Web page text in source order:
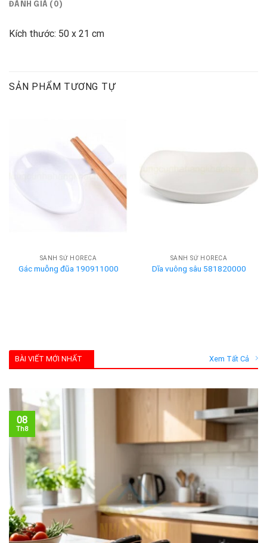
ĐÁNH GIÁ (0)
Kích thước: 50 x 21 cm
SẢN PHẨM TƯƠNG TỰ
SÀNH SỨ HORECA
Gác muỗng đũa 190911000
SÀNH SỨ HORECA
Dĩa vuông sâu 581820000
BÀI VIẾT MỚI NHẤT Xem Tất Cả
08
Th8